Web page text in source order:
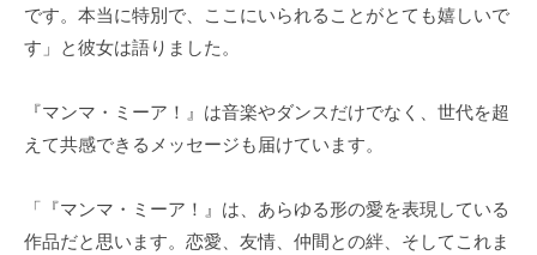
です。本当に特別で、ここにいられることがとても嬉しいで
す」と彼女は語りました。
『マンマ・ミーア！』は音楽やダンスだけでなく、世代を超
えて共感できるメッセージも届けています。
「『マンマ・ミーア！』は、あらゆる形の愛を表現している
作品だと思います。恋愛、友情、仲間との絆、そしてこれま